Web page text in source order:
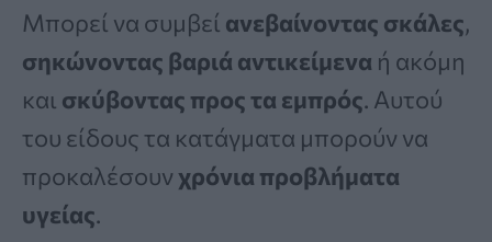
Μπορεί να συμβεί ανεβαίνοντας σκάλες,
σηκώνοντας βαριά αντικείμενα ή ακόμη
και σκύβοντας προς τα εμπρός. Αυτού
του είδους τα κατάγματα μπορούν να
προκαλέσουν χρόνια προβλήματα
υγείας.